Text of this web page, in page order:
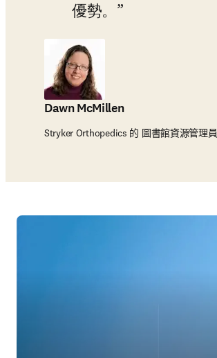
優勢。
Dawn McMillen
Stryker Orthopedics 的 圖書館資源管理員